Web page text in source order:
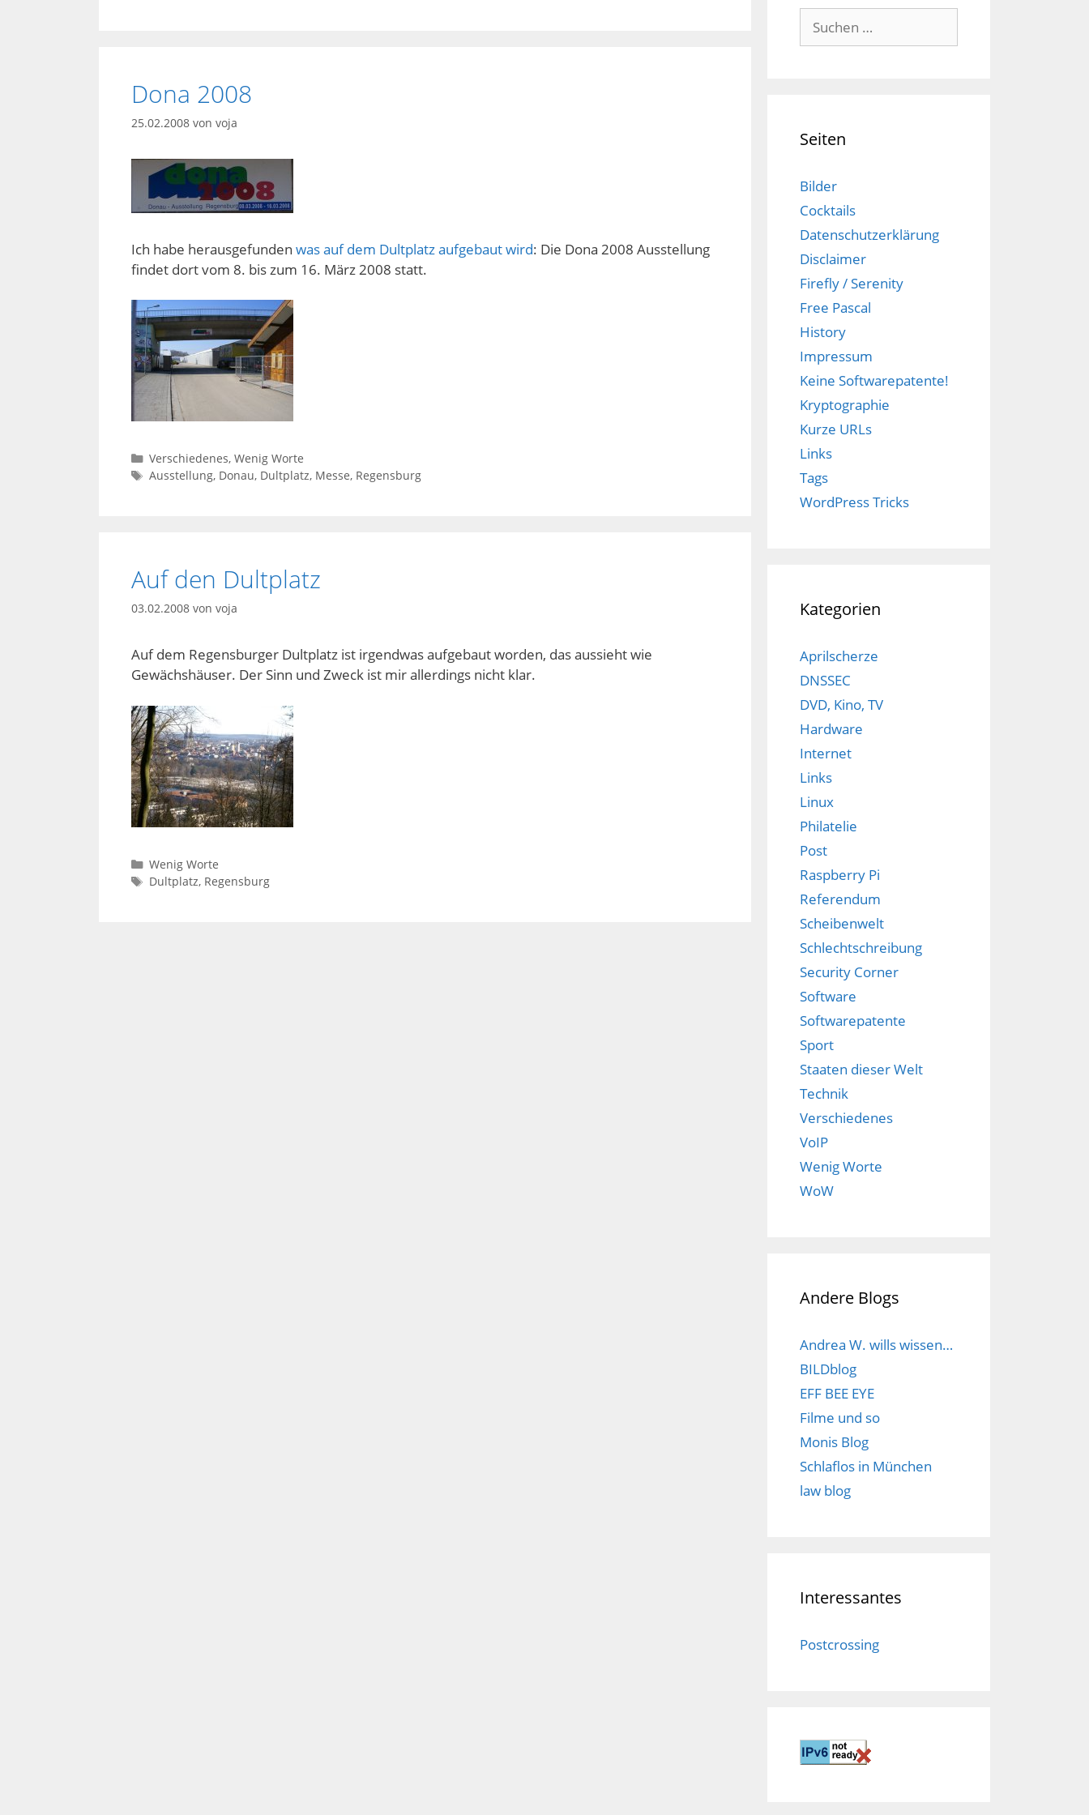
Dona 2008
25.02.2008 von voja
Ich habe herausgefunden was auf dem Dultplatz aufgebaut wird: Die Dona 2008 Ausstellung
findet dort vom 8. bis zum 16. März 2008 statt.
Kategorien
Verschiedenes, Wenig Worte
Schlagwörter
Ausstellung, Donau, Dultplatz, Messe, Regensburg
Auf den Dultplatz
03.02.2008 von voja
Auf dem Regensburger Dultplatz ist irgendwas aufgebaut worden, das aussieht wie
Gewächshäuser. Der Sinn und Zweck ist mir allerdings nicht klar.
Kategorien
Wenig Worte
Schlagwörter
Dultplatz, Regensburg
Suchen
nach:
Seiten
Bilder
Cocktails
Datenschutzerklärung
Disclaimer
Firefly / Serenity
Free Pascal
History
Impressum
Keine Softwarepatente!
Kryptographie
Kurze URLs
Links
Tags
WordPress Tricks
Kategorien
Aprilscherze
DNSSEC
DVD, Kino, TV
Hardware
Internet
Links
Linux
Philatelie
Post
Raspberry Pi
Referendum
Scheibenwelt
Schlechtschreibung
Security Corner
Software
Softwarepatente
Sport
Staaten dieser Welt
Technik
Verschiedenes
VoIP
Wenig Worte
WoW
Andere Blogs
Andrea W. wills wissen…
BILDblog
EFF BEE EYE
Filme und so
Monis Blog
Schlaflos in München
law blog
Interessantes
Postcrossing